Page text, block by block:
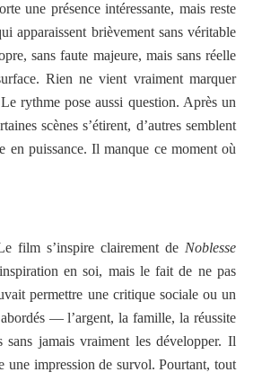
une présence intéressante, mais reste
apparaissent brièvement sans véritable
sans faute majeure, mais sans réelle
Rien ne vient vraiment marquer
rythme pose aussi question. Après un
scènes s’étirent, d’autres semblent
en puissance. Il manque ce moment où
film s’inspire clairement de Noblesse
en soi, mais le fait de ne pas
permettre une critique sociale ou un
— l’argent, la famille, la réussite
jamais vraiment les développer. Il
une impression de survol. Pourtant, tout